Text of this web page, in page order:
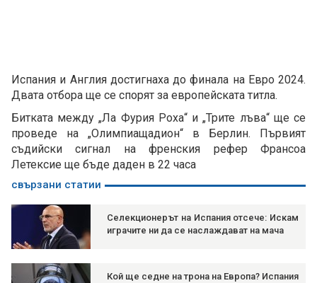
Испания и Англия достигнаха до финала на Евро 2024.
Двата отбора ще се спорят за европейската титла.
Битката между „Ла Фурия Роха“ и „Трите лъва“ ще се
проведе на „Олимпиащадион“ в Берлин. Първият
съдийски сигнал на френския рефер Франсоа
Летексие ще бъде даден в 22 часа
свързани статии
Селекционерът на Испания отсече: Искам
играчите ни да се наслаждават на мача
Кой ще седне на трона на Европа? Испания